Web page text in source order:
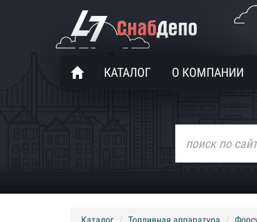
КАТАЛОГ О КОМПАНИИ